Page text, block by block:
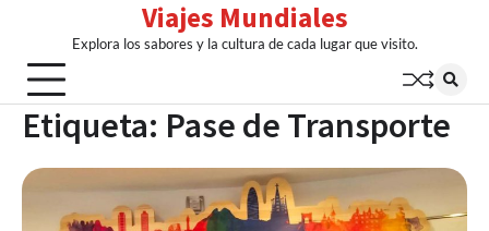
content
Viajes Mundiales
Explora los sabores y la cultura de cada lugar que visito.
Etiqueta: Pase de Transporte